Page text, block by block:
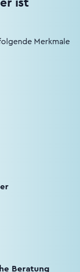
ist
Merkmale
Beratung